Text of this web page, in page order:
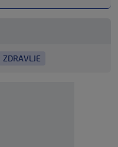
ZDRAVLJE